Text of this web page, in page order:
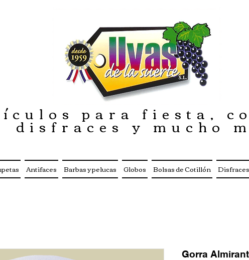
Gorra
para fiesta,
disfraces y mucho
Antifaces Barbas y pelucas Globos Bolsas de Cotillón Disfraces